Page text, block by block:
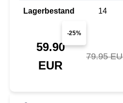
Lagerbestand 14
-25%
59.90
EUR
79.95